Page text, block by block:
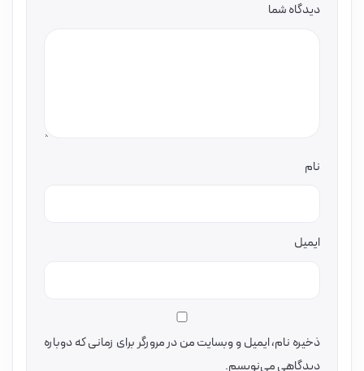
دیدگاه شما
نام
ایمیل
ذخیره نام، ایمیل و وبسایت من در مرورگر برای زمانی که دوباره
دیدگاهی می‌نویسم.